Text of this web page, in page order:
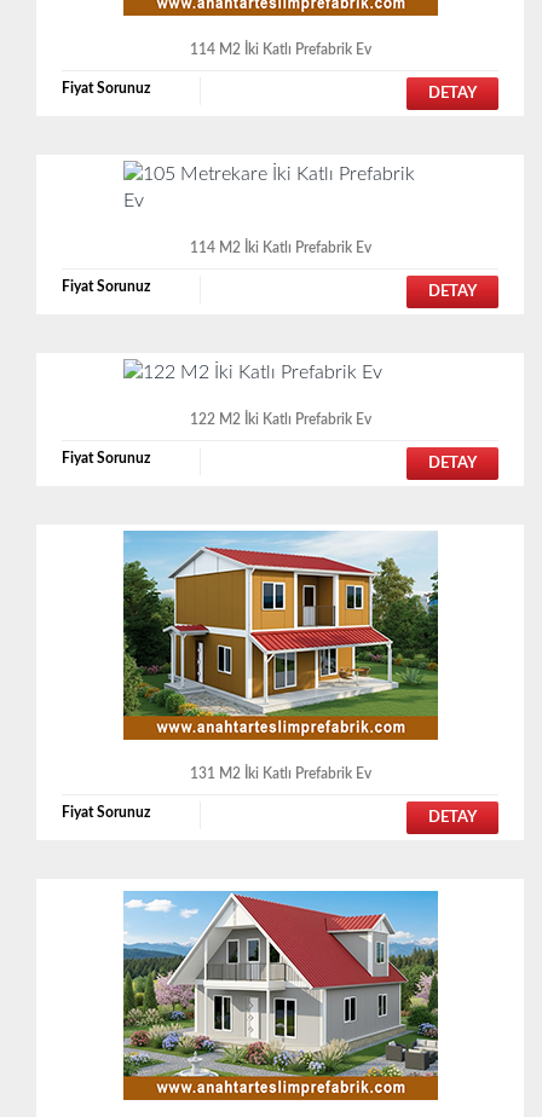
114 M2 İki Katlı Prefabrik Ev
Fiyat Sorunuz DETAY
114 M2 İki Katlı Prefabrik Ev
Fiyat Sorunuz DETAY
122 M2 İki Katlı Prefabrik Ev
Fiyat Sorunuz DETAY
131 M2 İki Katlı Prefabrik Ev
Fiyat Sorunuz DETAY